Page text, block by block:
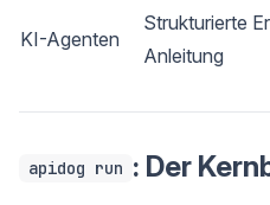
KI-Agenten
Strukturierte
Anleitung
apidog run : Der